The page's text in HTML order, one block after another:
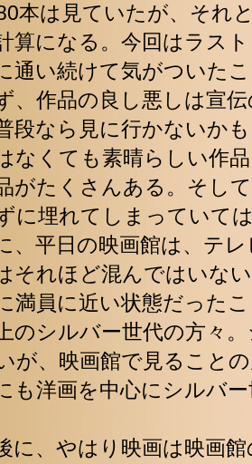
本は見ていたが、それ
算になる。今回はラス
通い続けて気がついた
、作品の良し悪しは宣
段なら見に行かないか
なくても素晴らしい作
がたくさんある。そし
に埋れてしまっていて
、平日の映画館は、テ
それほど混んではいな
満員に近い状態だった
のシルバー世代の方々
が、映画館で見ること
も洋画を中心にシルバ
に、やはり映画は映画